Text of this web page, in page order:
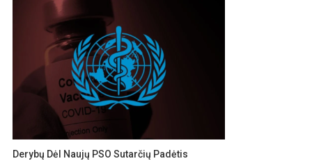
Derybų Dėl Naujų PSO Sutarčių Padėtis